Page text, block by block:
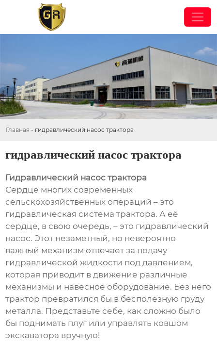
Главная - гидравлический насос трактора
гидравлический насос трактора
Гидравлический насос трактора
Сердце многих современных
сельскохозяйственных операций – это
гидравлическая система трактора. А её
сердце, в свою очередь, – это гидравлический
насос. Этот незаметный, но невероятно
важный механизм отвечает за подачу
гидравлической жидкости под давлением,
которая приводит в движение различные
механизмы и навесное оборудование. Без него
трактор превратился бы в бесполезную груду
металла. Представьте себе, как сложно было
бы поднимать плуг или управлять ковшом
экскаватора вручную!